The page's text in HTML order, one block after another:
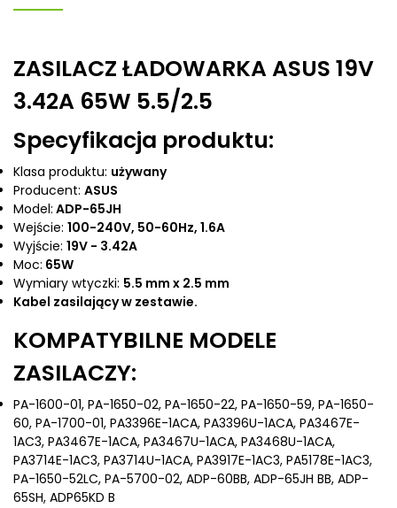
ZASILACZ ŁADOWARKA ASUS 19V
3.42A 65W 5.5/2.5
Specyfikacja produktu:
Klasa produktu: używany
Producent: ASUS
Model: ADP-65JH
Wejście: 100-240V, 50-60Hz, 1.6A
Wyjście: 19V - 3.42A
Moc: 65W
Wymiary wtyczki: 5.5 mm x 2.5 mm
Kabel zasilający w zestawie.
KOMPATYBILNE MODELE
ZASILACZY:
PA-1600-01, PA-1650-02, PA-1650-22, PA-1650-59, PA-1650-
60, PA-1700-01, PA3396E-1ACA, PA3396U-1ACA, PA3467E-
1AC3, PA3467E-1ACA, PA3467U-1ACA, PA3468U-1ACA,
PA3714E-1AC3, PA3714U-1ACA, PA3917E-1AC3, PA5178E-1AC3,
PA-1650-52LC, PA-5700-02, ADP-60BB, ADP-65JH BB, ADP-
65SH, ADP65KD B